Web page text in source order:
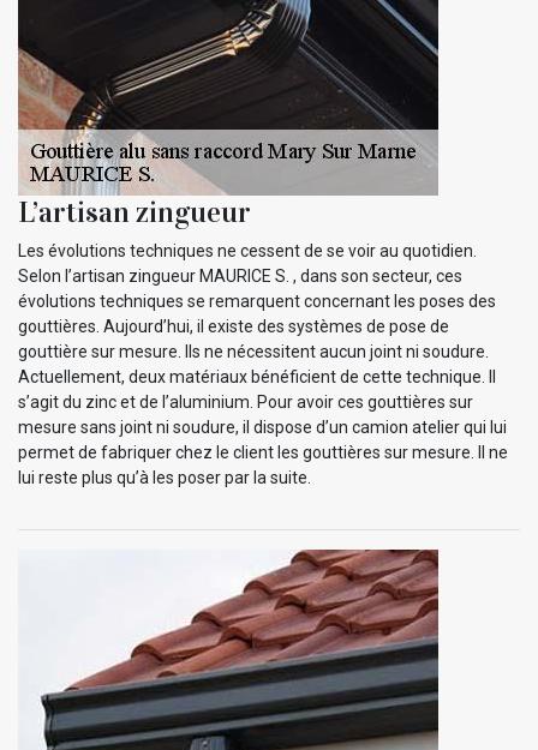
L’artisan zingueur
Les évolutions techniques ne cessent de se voir au quotidien.
Selon l’artisan zingueur MAURICE S. , dans son secteur, ces
évolutions techniques se remarquent concernant les poses des
gouttières. Aujourd’hui, il existe des systèmes de pose de
gouttière sur mesure. Ils ne nécessitent aucun joint ni soudure.
Actuellement, deux matériaux bénéficient de cette technique. Il
s’agit du zinc et de l’aluminium. Pour avoir ces gouttières sur
mesure sans joint ni soudure, il dispose d’un camion atelier qui lui
permet de fabriquer chez le client les gouttières sur mesure. Il ne
lui reste plus qu’à les poser par la suite.